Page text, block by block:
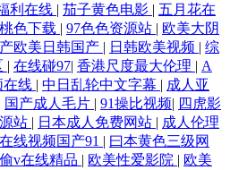
利在线 | 茄子黄色电影 | 五月花在
色下载 | 97色色资源站 | 欧美大阴
欧美日韩国产 | 日韩欧美视频 | 综
| 在线碰97| 香港尺度最大伦理 | A
在线 | 中日乱轮中文字幕 | 成人亚
国产成人毛片 | 91操比视频| 四虎影
站 | 日本成人免费网站 | 成人伦理
在线视频国产91 | 曰本黄色三级网
v在线精品 | 欧美性爱影院 | 欧美